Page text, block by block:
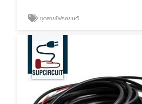
ชุดสายไฟรถยนต์